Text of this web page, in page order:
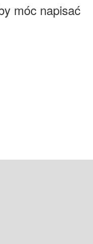
móc napisać